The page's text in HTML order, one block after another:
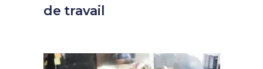
de travail